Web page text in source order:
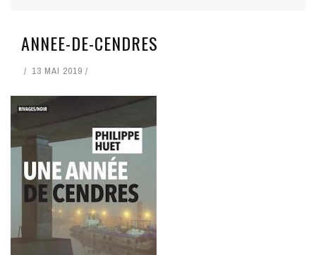
ANNEE-DE-CENDRES
13 MAI 2019